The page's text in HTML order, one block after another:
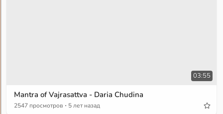
03:55
Mantra of Vajrasattva - Daria Chudina
2547 просмотров · 5 лет назад